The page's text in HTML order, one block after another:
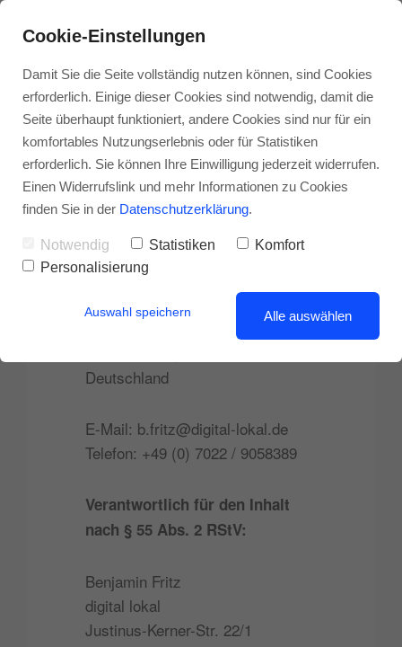
Impressum
digital lokal | Benjamin Fritz
Deutschland
E-Mail: b.fritz@digital-lokal.de
Telefon: +49 (0) 7022 / 9058389
Verantwortlich für den Inhalt
nach § 55 Abs. 2 RStV:
Benjamin Fritz
digital lokal
Justinus-Kerner-Str. 22/1
Cookie-Einstellungen
Damit Sie die Seite vollständig nutzen können, sind Cookies
erforderlich. Einige dieser Cookies sind notwendig, damit die
Seite überhaupt funktioniert, andere Cookies sind nur für ein
komfortables Nutzungserlebnis oder für Statistiken
erforderlich. Sie können Ihre Einwilligung jederzeit widerrufen.
Einen Widerrufslink und mehr Informationen zu Cookies
finden Sie in der Datenschutzerklärung.
Notwendig Statistiken
Komfort
Personalisierung
Auswahl speichern Alle auswählen